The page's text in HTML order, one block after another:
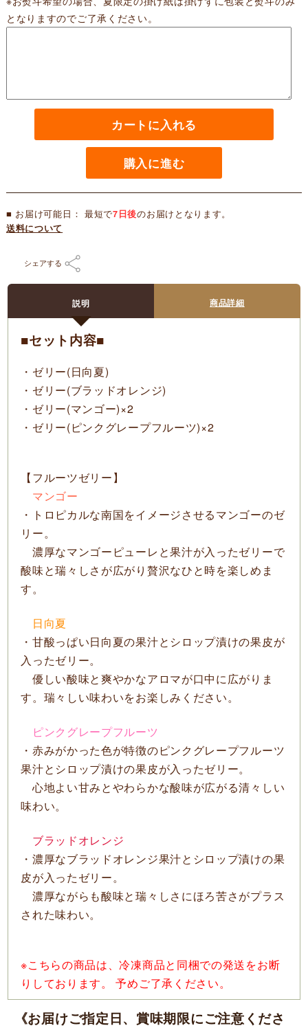
となりますのでご了承ください。
カートに入れる
購入に進む
■ お届け可能日： 最短で7日後のお届けとなります。
送料について
シェアする
説明 商品詳細
■セット内容■
・ゼリー(日向夏)
・ゼリー(ブラッドオレンジ)
・ゼリー(マンゴー)×2
・ゼリー(ピンクグレープフルーツ)×2
【フルーツゼリー】
マンゴー
・トロピカルな南国をイメージさせるマンゴーのゼ
リー。
濃厚なマンゴーピューレと果汁が入ったゼリーで
酸味と瑞々しさが広がり贅沢なひと時を楽しめま
す。
日向夏
・甘酸っぱい日向夏の果汁とシロップ漬けの果皮が
入ったゼリー。
優しい酸味と爽やかなアロマが口中に広がりま
す。瑞々しい味わいをお楽しみください。
ピンクグレープフルーツ
・赤みがかった色が特徴のピンクグレープフルーツ
果汁とシロップ漬けの果皮が入ったゼリー。
心地よい甘みとやわらかな酸味が広がる清々しい
味わい。
ブラッドオレンジ
・濃厚なブラッドオレンジ果汁とシロップ漬けの果
皮が入ったゼリー。
濃厚ながらも酸味と瑞々しさにほろ苦さがプラス
された味わい。
※こちらの商品は、冷凍商品と同梱での発送をお断
りしております。 予めご了承ください。
《お届けご指定日、賞味期限にご注意くださ